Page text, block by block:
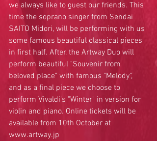
we always like to guest our friends. This
time the soprano singer from Sendai
SAITO Midori, will be performing with us
some famous beautiful classical pieces
in first half. After, the Artway Duo will
perform beautiful "Souvenir from
beloved place" with famous "Melody",
and as a final piece we choose to
perform Vivaldi's "Winter" in version for
violin and piano. Online tickets will be
available from 10th October at
www.artway.jp